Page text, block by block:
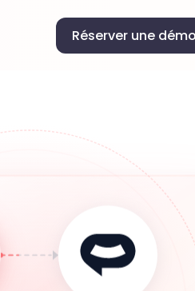
Réserver une démo